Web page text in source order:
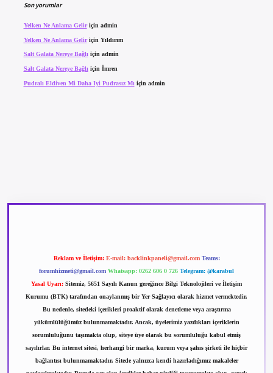
Son yorumlar
Yelken Ne Anlama Geliriçin admin
Yelken Ne Anlama Geliriçin Yıldırım
Salt Galata Nereye Bağlıiçin admin
Salt Galata Nereye Bağlı için İmren
Pudralı Eldiven Mi Daha Iyi Pudrasız Mı için admin
Reklam ve İletişim: E-mail: backlinkpaneli@gmail.com Teams:
forumhizmeti@gmail.com Whatsapp: 0262 606 0 726 Telegram: @karabul
Yasal Uyarı: Sitemiz, 5651 Sayılı Kanun gereğince Bilgi Teknolojileri ve İletişim
Kurumu (BTK) tarafından onaylanmış bir Yer Sağlayıcı olarak hizmet vermektedir.
Bu nedenle, sitedeki içerikleri proaktif olarak denetleme veya araştırma
yükümlülüğümüz bulunmamaktadır. Ancak, üyelerimiz yazdıkları içeriklerin
sorumluluğunu taşımakta olup, siteye üye olarak bu sorumluluğu kabul etmiş
sayılırlar. Bu internet sitesi, herhangi bir marka, kurum veya şahıs şirketi ile hiçbir
bağlantısı bulunmamaktadır. Sitede yalnızca kendi hazırladığımız makaleler